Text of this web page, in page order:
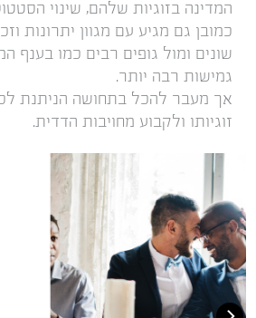
המדינה בזוגיות שלהם, שינוי
כמובן גם מגיע עם מגוון יתרונות
שונים ומול גופים רבים כמו
גמישות רבה יותר.
אך מעבר להכל בתחושה הניתנת
זוגיותו ולקבוע מחויבות הדדית.